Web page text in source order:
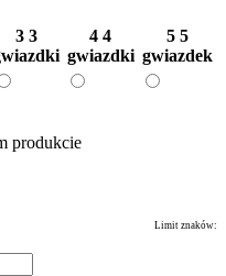
3 3
4 4
gwiazdki
5 5
gwiazdek
produkcie
Limit znaków: